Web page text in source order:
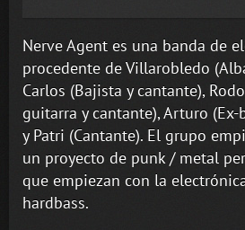
Nerve Agent es una banda de
procedente de Villarobledo
Carlos (Bajista y cantante),
guitarra y cantante), Arturo (Ex-
y Patri (Cantante). El grupo
un proyecto de punk / metal
que empiezan con la
hardbass.